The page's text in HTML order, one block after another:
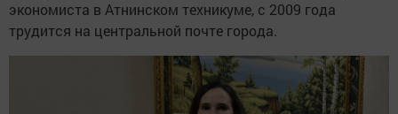
экономиста в Атнинском техникуме, с 2009 года
трудится на центральной почте города.